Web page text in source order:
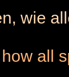
wie
all